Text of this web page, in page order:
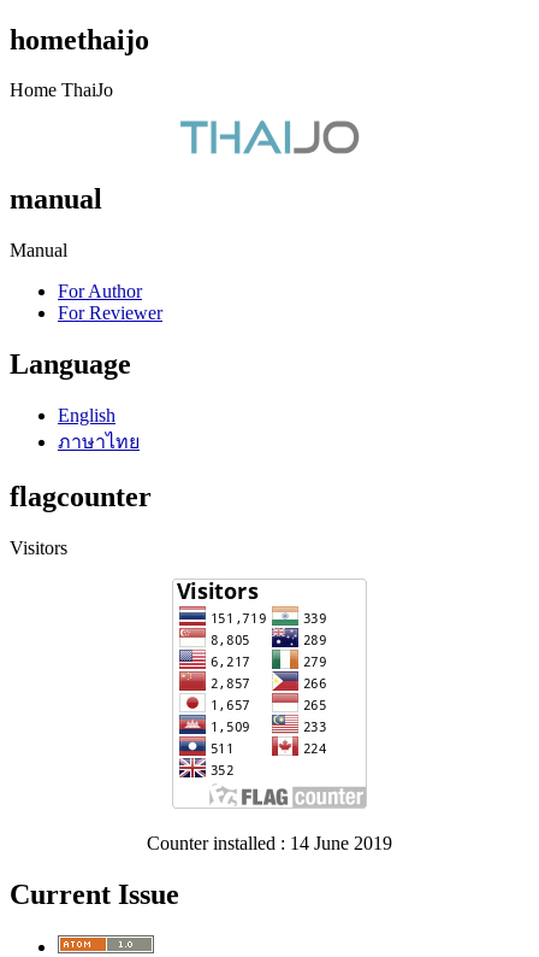
homethaijo
Home ThaiJo
manual
Manual
For Author
For Reviewer
Language
English
ภาษาไทย
flagcounter
Visitors
Counter installed : 14 June 2019
Current Issue